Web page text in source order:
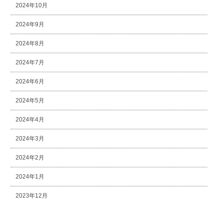
2024年10月
2024年9月
2024年8月
2024年7月
2024年6月
2024年5月
2024年4月
2024年3月
2024年2月
2024年1月
2023年12月